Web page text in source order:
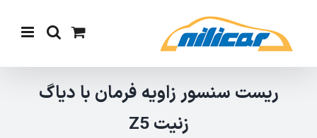
content
ریست سنسور زاویه فرمان با دیاگ
زنیت Z5